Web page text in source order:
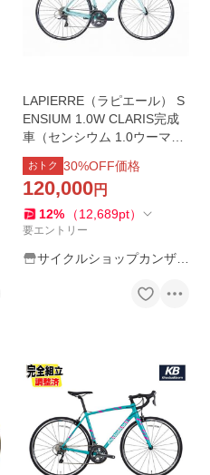
LAPIERRE（ラピエール） S
ENSIUM 1.0W CLARIS完成
車（センシウム 1.0ウーマ
ン） 2022年モデル 自転車 ロ
ードバイク【店頭受取送料無
料】 クリアランスセール
おトク 30%OFF価格
120,000円
12% （12,689pt）
要エントリー
サイクルショップカンザキ